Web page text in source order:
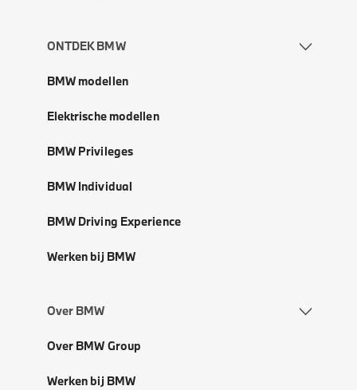
ONTDEK BMW
BMW modellen
Elektrische modellen
BMW Privileges
BMW Individual
BMW Driving Experience
Werken bij BMW
Over BMW
Over BMW Group
Werken bij BMW